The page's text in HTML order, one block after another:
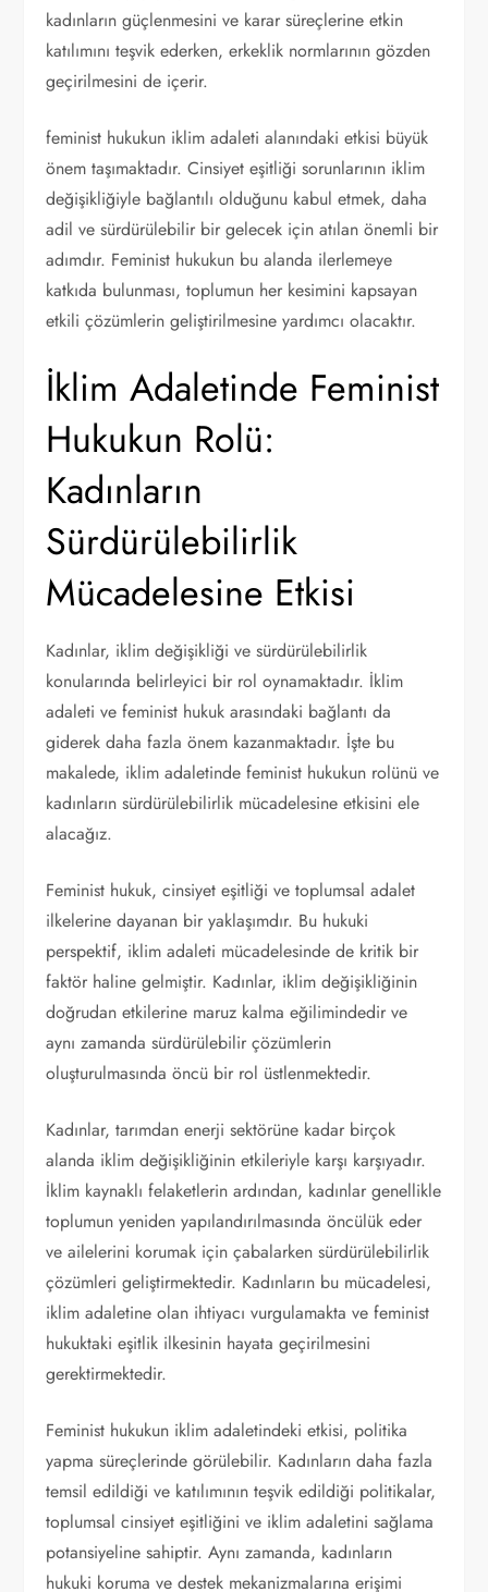
kadınların güçlenmesini ve karar süreçlerine etkin
katılımını teşvik ederken, erkeklik normlarının gözden
geçirilmesini de içerir.
feminist hukukun iklim adaleti alanındaki etkisi büyük
önem taşımaktadır. Cinsiyet eşitliği sorunlarının iklim
değişikliğiyle bağlantılı olduğunu kabul etmek, daha
adil ve sürdürülebilir bir gelecek için atılan önemli bir
adımdır. Feminist hukukun bu alanda ilerlemeye
katkıda bulunması, toplumun her kesimini kapsayan
etkili çözümlerin geliştirilmesine yardımcı olacaktır.
İklim Adaletinde Feminist
Hukukun Rolü:
Kadınların
Sürdürülebilirlik
Mücadelesine Etkisi
Kadınlar, iklim değişikliği ve sürdürülebilirlik
konularında belirleyici bir rol oynamaktadır. İklim
adaleti ve feminist hukuk arasındaki bağlantı da
giderek daha fazla önem kazanmaktadır. İşte bu
makalede, iklim adaletinde feminist hukukun rolünü ve
kadınların sürdürülebilirlik mücadelesine etkisini ele
alacağız.
Feminist hukuk, cinsiyet eşitliği ve toplumsal adalet
ilkelerine dayanan bir yaklaşımdır. Bu hukuki
perspektif, iklim adaleti mücadelesinde de kritik bir
faktör haline gelmiştir. Kadınlar, iklim değişikliğinin
doğrudan etkilerine maruz kalma eğilimindedir ve
aynı zamanda sürdürülebilir çözümlerin
oluşturulmasında öncü bir rol üstlenmektedir.
Kadınlar, tarımdan enerji sektörüne kadar birçok
alanda iklim değişikliğinin etkileriyle karşı karşıyadır.
İklim kaynaklı felaketlerin ardından, kadınlar genellikle
toplumun yeniden yapılandırılmasında öncülük eder
ve ailelerini korumak için çabalarken sürdürülebilirlik
çözümleri geliştirmektedir. Kadınların bu mücadelesi,
iklim adaletine olan ihtiyacı vurgulamakta ve feminist
hukuktaki eşitlik ilkesinin hayata geçirilmesini
gerektirmektedir.
Feminist hukukun iklim adaletindeki etkisi, politika
yapma süreçlerinde görülebilir. Kadınların daha fazla
temsil edildiği ve katılımının teşvik edildiği politikalar,
toplumsal cinsiyet eşitliğini ve iklim adaletini sağlama
potansiyeline sahiptir. Aynı zamanda, kadınların
hukuki koruma ve destek mekanizmalarına erişimi